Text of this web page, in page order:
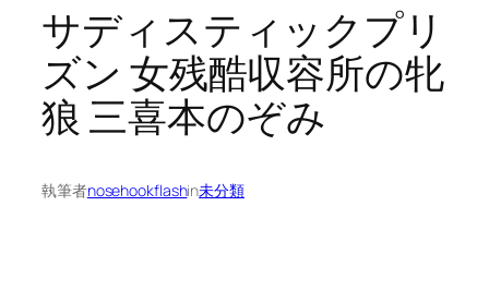
サディスティックプリ
ズン 女残酷収容所の牝
狼 三喜本のぞみ
執筆者nosehookflashin未分類